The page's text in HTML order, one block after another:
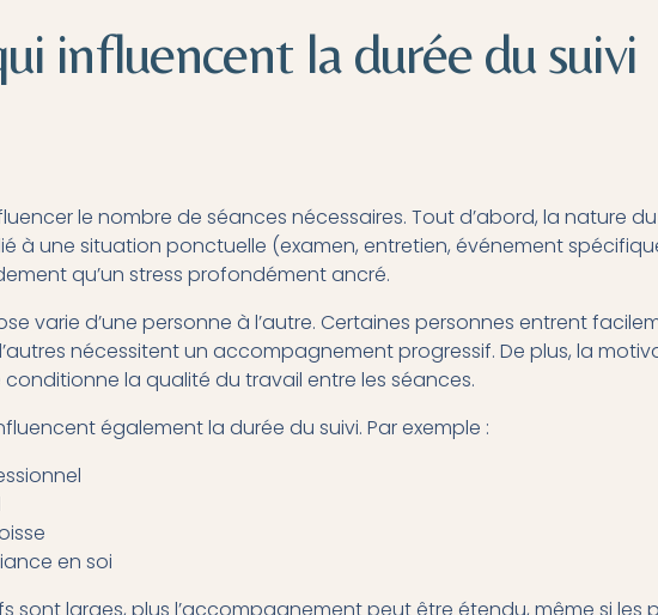
influencent la durée du suivi
le nombre de séances nécessaires. Tout d’abord, la nature
à une situation ponctuelle (examen, entretien, événement
qu’un stress profondément ancré.
varie d’une personne à l’autre. Certaines personnes entrent
nécessitent un accompagnement progressif. De plus, la
la qualité du travail entre les séances.
également la durée du suivi. Par exemple :
en soi